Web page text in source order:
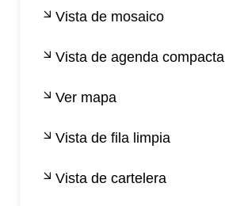
Vista de mosaico
Vista de agenda compacta
Ver mapa
Vista de fila limpia
Vista de cartelera